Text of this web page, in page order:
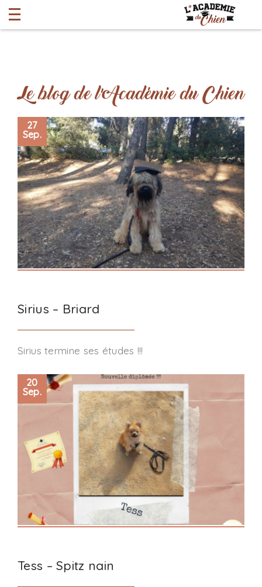
Le blog de l'Académie du Chien
Sirius – Briard
27
Sep.
Sirius termine ses études !!!
Tess – Spitz nain
20
Sep.